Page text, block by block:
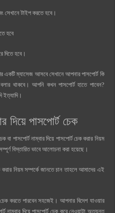
টাইপ করতে হবে।
হবে
দিতে হবে।
একটি ম্যাসেজ আসবে সেখানে আপনার পাসপোর্ট কি
থাকবে। আপনি কখন পাসপোর্ট হাতে পাবেন?
ইত্যাদি।
দিয়ে পাসপোর্ট চেক
বা পাসপোর্ট নাম্বার দিয়ে পাসপোর্ট চেক করার নিয়ম
বিস্তারিত ভাবে আলোচনা করা হয়েছে।
করার নিয়ম সম্পর্কে জানতে চান তাহলে আমাদের এই
চেক করতে পারবেন সহজেই। আপনার বিদেশ যাওয়ার
নাম্বার দিয়ে পাসপোর্ট চেক করে নেওয়াটা অত্যন্ত